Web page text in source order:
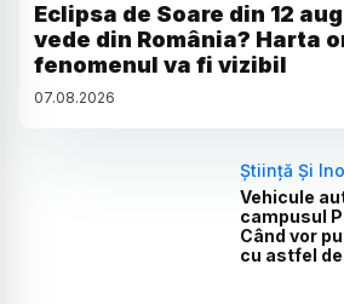
Eclipsa de Soare din 12
vede din România? Harta
fenomenul va fi vizibil
07.08.2026
Știință Și
Vehicule
campusul
Când vor
cu astfel